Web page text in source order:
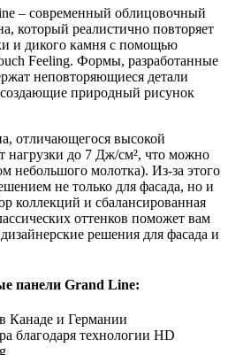
– современный облицовочный
который реалистично повторяет
и дикого камня с помощью
Feeling. Формы, разработанные
неповторяющиеся детали
природный рисунок
отличающегося высокой
до 7 Дж/см², что можно
небольшого молотка). Из-за этого
не только для фасада, но и
коллекций и сбалансированная
оттенков поможет вам
решения для фасада и
панели Grand Line:
Канаде и Германии
благодаря технологии HD